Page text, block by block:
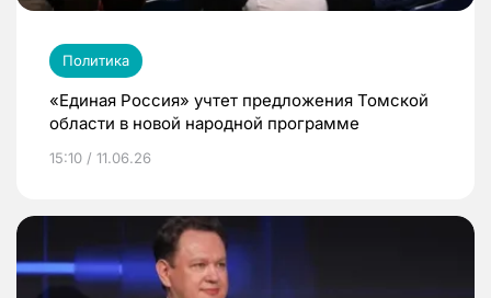
Политика
«Единая Россия» учтет предложения Томской
области в новой народной программе
15:10 / 11.06.26